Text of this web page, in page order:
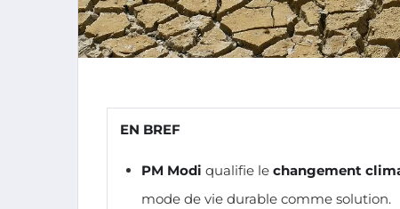
EN BREF
PM Modi qualifie le changement
mode de vie durable comme solution.